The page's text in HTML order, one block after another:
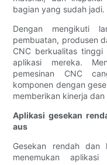
bagian yang sudah jadi.
Dengan mengikuti
pembuatan, produsen
CNC berkualitas tinggi
aplikasi mereka.
pemesinan CNC
komponen dengan
memberikan kinerja
Aplikasi gesekan
aus
Gesekan rendah dan
menemukan